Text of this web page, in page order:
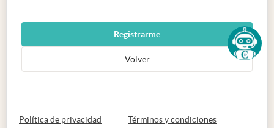
Registrarme
Volver
Política de privacidad abre en nueva pestaña
Términos y condicionesabre en nueva